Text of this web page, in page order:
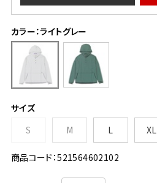
カラー：ライトグレー
サイズ
S
M L XL
商品コード：521564602102